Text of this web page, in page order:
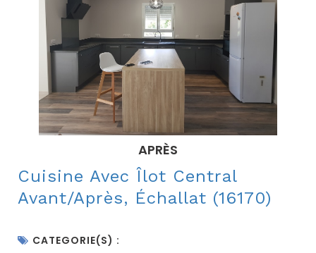
APRÈS
Cuisine Avec Îlot Central
Avant/Après, Échallat (16170)
CATEGORIE(S) :